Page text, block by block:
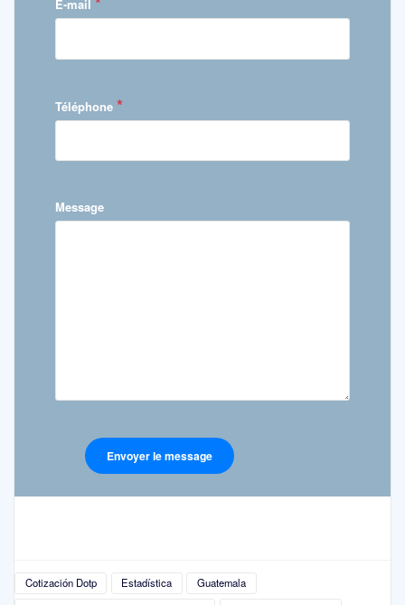
E-mail
Téléphone *
Message
Cotización Dotp Estadística
Guatemala